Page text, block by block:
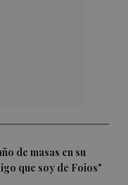
de masas en su
que soy de Foios"